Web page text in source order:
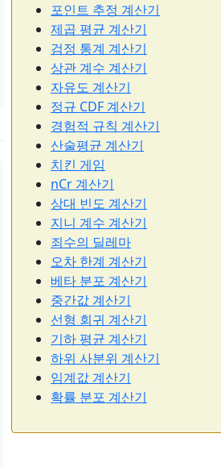
포인트 추정 계산기
제곱 평균 계산기
검정 통계 계산기
상관 계수 계산기
자유도 계산기
정규 CDF 계산기
경험적 규칙 계산기
산술평균 계산기
치킨 게임
nCr 계산기
상대 빈도 계산기
지니 계수 계산기
죄수의 딜레마
오차 한계 계산기
베타 분포 계산기
중간값 계산기
선형 회귀 계산기
기하 평균 계산기
하위 사분위 계산기
임계값 계산기
확률 분포 계산기